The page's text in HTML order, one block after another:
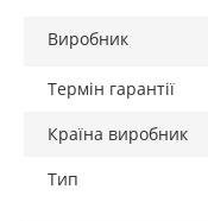
Виробник
Термін гарантії
Країна виробник
Тип